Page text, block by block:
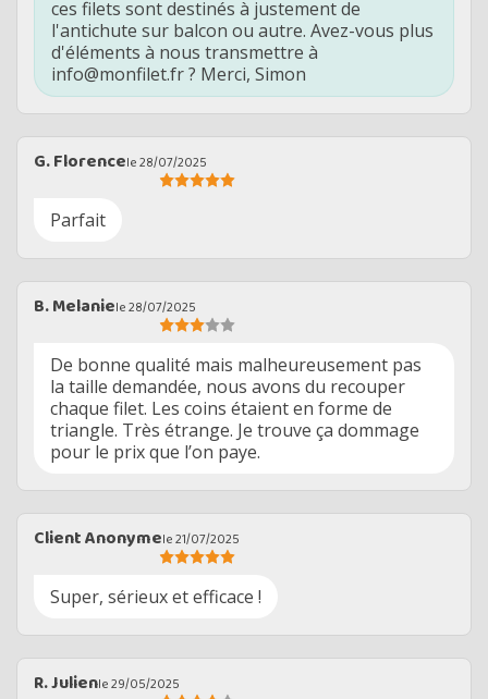
ces filets sont destinés à justement de
l'antichute sur balcon ou autre. Avez-vous plus
d'éléments à nous transmettre à
info@monfilet.fr ? Merci, Simon
G. Florencele 28/07/2025
Parfait
B. Melaniele 28/07/2025
De bonne qualité mais malheureusement pas
la taille demandée, nous avons du recouper
chaque filet. Les coins étaient en forme de
triangle. Très étrange. Je trouve ça dommage
pour le prix que l’on paye.
Client Anonymele 21/07/2025
Super, sérieux et efficace !
R. Julienle 29/05/2025